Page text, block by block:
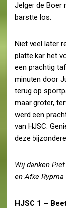
Jelger de Boer
barstte los.
Niet veel later
platte kar het
een prachtig
minuten door
terug op
maar groter,
werd een
van HJSC.
deze
Wij danken
en Afke Rypma
HJSC 1 –